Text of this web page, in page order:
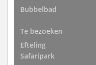
Bubbelbad
Te bezoeken
Efteling
Safaripark